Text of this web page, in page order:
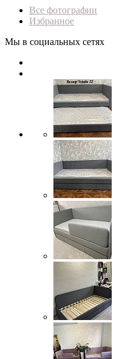
Все фотографии
Избранное
Мы в социальных сетях